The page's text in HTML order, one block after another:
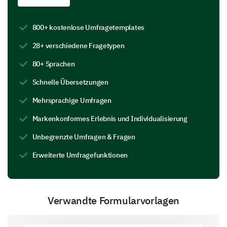
Product Preferences & Suggestions for
Custom Order
custom order decisions and any suggestions you
factors when placing a custom order.
800+ kostenlose Umfragetemplates
28+ verschiedene Fragetypen
80+ Sprachen
Schnelle Übersetzungen
Mehrsprachige Umfragen
Markenkonformes Erlebnis und Individualisierung
Unbegrenzte Umfragen & Fragen
Erweiterte Umfragefunktionen
Verwandte Formularvorlagen